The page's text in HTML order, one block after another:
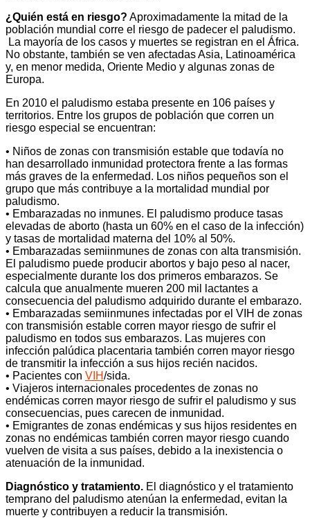
¿Quién está en riesgo? Aproximadamente la mitad de la
población mundial corre el riesgo de padecer el paludismo.
La mayoría de los casos y muertes se registran en el África.
No obstante, también se ven afectadas Asia, Latinoamérica
y, en menor medida, Oriente Medio y algunas zonas de
Europa.
En 2010 el paludismo estaba presente en 106 países y
territorios. Entre los grupos de población que corren un
riesgo especial se encuentran:
• Niños de zonas con transmisión estable que todavía no
han desarrollado inmunidad protectora frente a las formas
más graves de la enfermedad. Los niños pequeños son el
grupo que más contribuye a la mortalidad mundial por
paludismo.
• Embarazadas no inmunes. El paludismo produce tasas
elevadas de aborto (hasta un 60% en el caso de la infección)
y tasas de mortalidad materna del 10% al 50%.
• Embarazadas semiinmunes de zonas con alta transmisión.
El paludismo puede producir abortos y bajo peso al nacer,
especialmente durante los dos primeros embarazos. Se
calcula que anualmente mueren 200 mil lactantes a
consecuencia del paludismo adquirido durante el embarazo.
• Embarazadas semiinmunes infectadas por el VIH de zonas
con transmisión estable corren mayor riesgo de sufrir el
paludismo en todos sus embarazos. Las mujeres con
infección palúdica placentaria también corren mayor riesgo
de transmitir la infección a sus hijos recién nacidos.
• Pacientes con VIH/sida.
• Viajeros internacionales procedentes de zonas no
endémicas corren mayor riesgo de sufrir el paludismo y sus
consecuencias, pues carecen de inmunidad.
• Emigrantes de zonas endémicas y sus hijos residentes en
zonas no endémicas también corren mayor riesgo cuando
vuelven de visita a sus países, debido a la inexistencia o
atenuación de la inmunidad.
Diagnóstico y tratamiento. El diagnóstico y el tratamiento
temprano del paludismo atenúan la enfermedad, evitan la
muerte y contribuyen a reducir la transmisión.